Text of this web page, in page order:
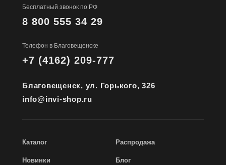
Бесплатный звонок по РФ
8 800 555 34 29
Телефон в Благовещенске
+7 (4162) 209-777
Благовещенск, ул. Горького, 326
info@invi-shop.ru
Каталог Распродажа
Новинки Блог